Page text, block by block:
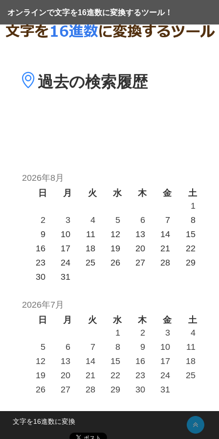
オンラインで文字を16進数に変換するツール！
過去の検索履歴
2026年8月
日
月 火 水 木 金
土
1
2
3 4 5 6 7
8
9
10 11 12 13 14
15
16
17 18 19 20 21
22
23
24 25 26 27 28
29
30
31
2026年7月
日
月 火 水 木 金
土
1
2 3
4
5
6 7 8 9 10
11
12
13 14 15 16 17
18
19
20 21 22 23 24
25
26
27 28 29 30 31
文字を16進数に変換